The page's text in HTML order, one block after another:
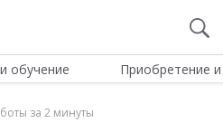
обучение Приобретение
за 2 минуты